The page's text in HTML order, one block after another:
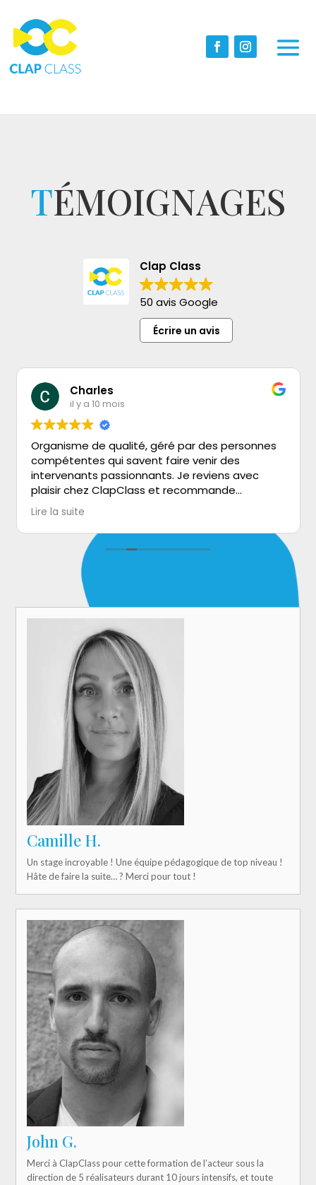
TÉMOIGNAGES
Clap Class
50 avis Google
Écrire un avis
Charles
il y a 10 mois
Organisme de qualité, géré par des personnes
compétentes qui savent faire venir des
intervenants passionnants. Je reviens avec
plaisir chez ClapClass et recommande
vivement!
Lire la suite
Camille H.
Un stage incroyable ! Une équipe pédagogique de top niveau !
Hâte de faire la suite… ? Merci pour tout !
John G.
Merci à ClapClass pour cette formation de l’acteur sous la
direction de 5 réalisateurs durant 10 jours intensifs, et toute